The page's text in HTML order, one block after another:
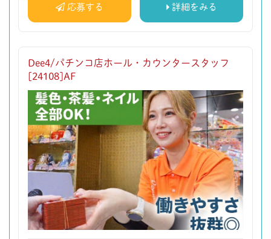
応募する 詳細をみる
Dee4/パチンコ店ホール・カウンタースタッフ
[24108]AF